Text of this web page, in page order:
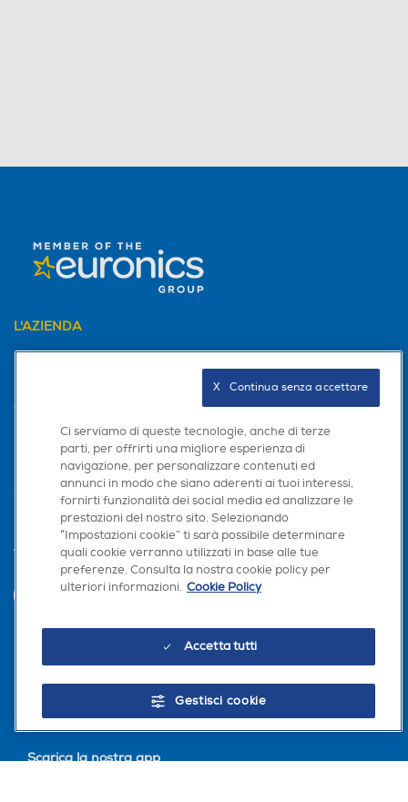
L'AZIENDA
AREA CLIENTI
Trova negozio
Seguici sui social
Scarica la nostra app
Ci serviamo di queste tecnologie, anche di terze
parti, per offrirti una migliore esperienza di
navigazione, per personalizzare contenuti ed
annunci in modo che siano aderenti ai tuoi interessi,
fornirti funzionalità dei social media ed analizzare le
prestazioni del nostro sito. Selezionando
“Impostazioni cookie” ti sarà possibile determinare
quali cookie verranno utilizzati in base alle tue
preferenze. Consulta la nostra cookie policy per
ulteriori informazioni. Cookie Policy
Accetta tutti
Gestisci cookie
X   Continua senza accettare